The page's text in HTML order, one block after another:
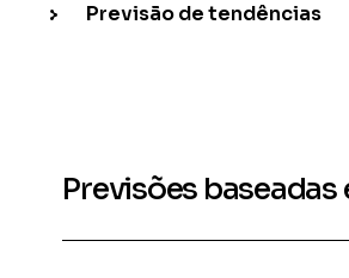
Previsão de tendências
Previsões baseadas